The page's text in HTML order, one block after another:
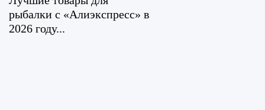
рыбалки с «Алиэкспресс» в
2026 году...